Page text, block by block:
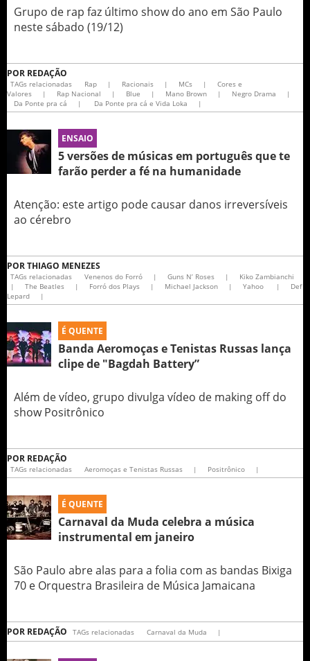
Grupo de rap faz último show do ano em São Paulo
neste sábado (19/12)
POR REDAÇÃO
TAGs relacionadas Rap | Racionais | MCs |
Cores e
Valores
| Rap Nacional | Blue | Mano Brown | Negro Drama
|
Da Ponte pra cá
| Da Ponte pra cá e Vida Loka |
ENSAIO
5 versões de músicas em português que te
farão perder a fé na humanidade
Atenção: este artigo pode causar danos irreversíveis
ao cérebro
PORTHIAGO MENEZES
TAGs relacionadas Venenos do Forró | Guns N’ Roses |
Kiko Zambianchi
|
The Beatles | Forró dos Plays | Michael Jackson | Yahoo |
Def
Lepard
|
É QUENTE
Banda Aeromoças e Tenistas Russas lança
clipe de "Bagdah Battery”
Além de vídeo, grupo divulga vídeo de making off do
show Positrônico
POR REDAÇÃO
TAGs relacionadas Aeromoças e Tenistas Russas | Positrônico |
É QUENTE
Carnaval da Muda celebra a música
instrumental em janeiro
São Paulo abre alas para a folia com as bandas Bixiga
70 e Orquestra Brasileira de Música Jamaicana
POR REDAÇÃO TAGs relacionadas Carnaval da Muda |